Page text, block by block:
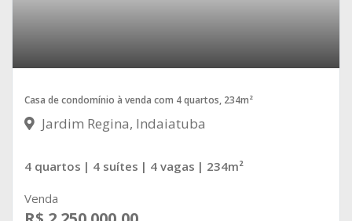
Casa de condomínio à venda com 4 quartos, 234m²
Jardim Regina, Indaiatuba
4 quartos | 4 suítes | 4 vagas | 234m²
Venda